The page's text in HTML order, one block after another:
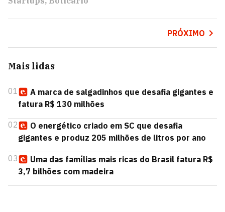
PRÓXIMO
Mais lidas
01
A marca de salgadinhos que desafia gigantes e
fatura R$ 130 milhões
02
O energético criado em SC que desafia
gigantes e produz 205 milhões de litros por ano
03
Uma das famílias mais ricas do Brasil fatura R$
3,7 bilhões com madeira